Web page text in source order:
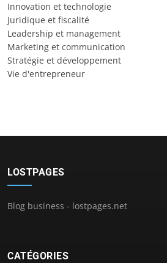
Innovation et technologie
Juridique et fiscalité
Leadership et management
Marketing et communication
Stratégie et développement
Vie d'entrepreneur
LOSTPAGES
Blog business - lostpages.net
CATÉGORIES